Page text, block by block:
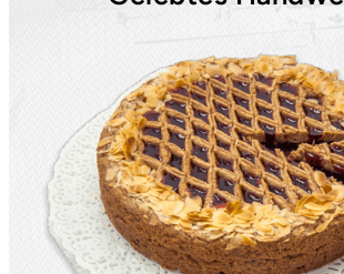
Sandwich & Brötchen
Geschenkideen
Alle Produkte
Filialen & Öffnungszeiten